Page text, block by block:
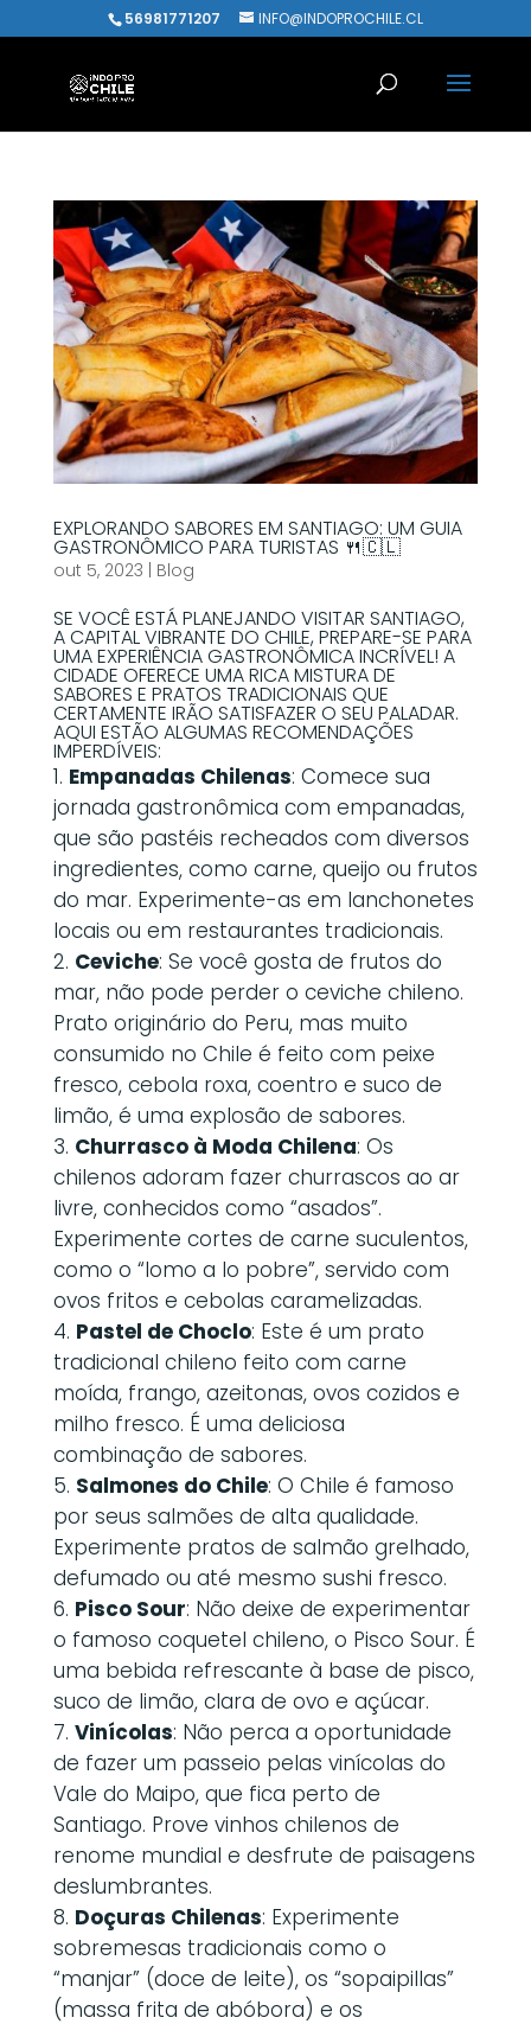
56981771207 INFO@INDOPROCHILE.CL
EXPLORANDO SABORES EM SANTIAGO: UM GUIA
GASTRONÔMICO PARA TURISTAS 🍴🇨🇱
out 5, 2023 | Blog
SE VOCÊ ESTÁ PLANEJANDO VISITAR SANTIAGO,
A CAPITAL VIBRANTE DO CHILE, PREPARE-SE PARA
UMA EXPERIÊNCIA GASTRONÔMICA INCRÍVEL! A
CIDADE OFERECE UMA RICA MISTURA DE
SABORES E PRATOS TRADICIONAIS QUE
CERTAMENTE IRÃO SATISFAZER O SEU PALADAR.
AQUI ESTÃO ALGUMAS RECOMENDAÇÕES
IMPERDÍVEIS:
Empanadas Chilenas: Comece sua
jornada gastronômica com empanadas,
que são pastéis recheados com diversos
ingredientes, como carne, queijo ou frutos
do mar. Experimente-as em lanchonetes
locais ou em restaurantes tradicionais.
Ceviche: Se você gosta de frutos do
mar, não pode perder o ceviche chileno.
Prato originário do Peru, mas muito
consumido no Chile é feito com peixe
fresco, cebola roxa, coentro e suco de
limão, é uma explosão de sabores.
Churrasco à Moda Chilena: Os
chilenos adoram fazer churrascos ao ar
livre, conhecidos como “asados”.
Experimente cortes de carne suculentos,
como o “lomo a lo pobre”, servido com
ovos fritos e cebolas caramelizadas.
Pastel de Choclo: Este é um prato
tradicional chileno feito com carne
moída, frango, azeitonas, ovos cozidos e
milho fresco. É uma deliciosa
combinação de sabores.
Salmones do Chile: O Chile é famoso
por seus salmões de alta qualidade.
Experimente pratos de salmão grelhado,
defumado ou até mesmo sushi fresco.
Pisco Sour: Não deixe de experimentar
o famoso coquetel chileno, o Pisco Sour. É
uma bebida refrescante à base de pisco,
suco de limão, clara de ovo e açúcar.
Vinícolas: Não perca a oportunidade
de fazer um passeio pelas vinícolas do
Vale do Maipo, que fica perto de
Santiago. Prove vinhos chilenos de
renome mundial e desfrute de paisagens
deslumbrantes.
Doçuras Chilenas: Experimente
sobremesas tradicionais como o
“manjar” (doce de leite), os “sopaipillas”
(massa frita de abóbora) e os